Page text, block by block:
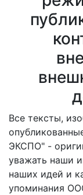
Все тексты,
ЭКСПО" -
уважать наши
наших идей и
упоминания